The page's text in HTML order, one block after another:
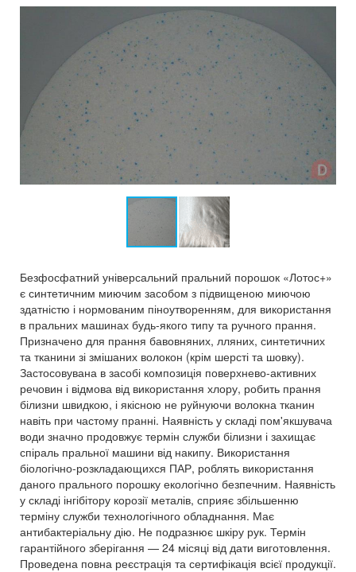
Безфосфатний універсальний пральний порошок «Лотос+»
є синтетичним миючим засобом з підвищеною миючою
здатністю і нормованим піноутворенням, для використання
в пральних машинах будь-якого типу та ручного прання.
Призначено для прання бавовняних, лляних, синтетичних
та тканини зі змішаних волокон (крім шерсті та шовку).
Застосовувана в засобі композиція поверхнево-активних
речовин і відмова від використання хлору, робить прання
білизни швидкою, і якісною не руйнуючи волокна тканин
навіть при частому пранні. Наявність у складі пом'якшувача
води значно продовжує термін служби білизни і захищає
спіраль пральної машини від накипу. Використання
біологічно-розкладающихся ПАР, роблять використання
даного прального порошку екологічно безпечним. Наявність
у складі інгібітору корозії металів, сприяє збільшенню
терміну служби технологічного обладнання. Має
антибактеріальну дію. Не подразнює шкіру рук. Термін
гарантійного зберігання — 24 місяці від дати виготовлення.
Проведена повна реєстрація та сертифікація всієї продукції.